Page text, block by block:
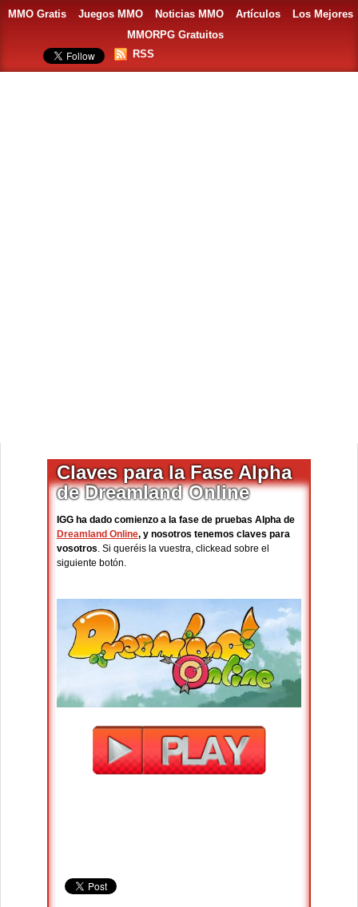
MMO Gratis Juegos MMO Noticias MMO Artículos
Los Mejores
MMORPG Gratuitos
RSS
Claves para la Fase Alpha
de Dreamland Online
IGG ha dado comienzo a la fase de pruebas Alpha de
Dreamland Online, y nosotros tenemos claves para
vosotros. Si queréis la vuestra, clickead sobre el
siguiente botón.